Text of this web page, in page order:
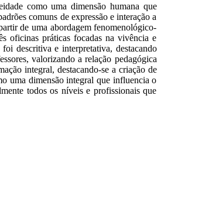
como uma dimensão humana que
comuns de expressão e interação a
de uma abordagem fenomenológico-
oficinas práticas focadas na vivência e
descritiva e interpretativa, destacando
valorizando a relação pedagógica
integral, destacando-se a criação de
uma dimensão integral que influencia o
todos os níveis e profissionais que